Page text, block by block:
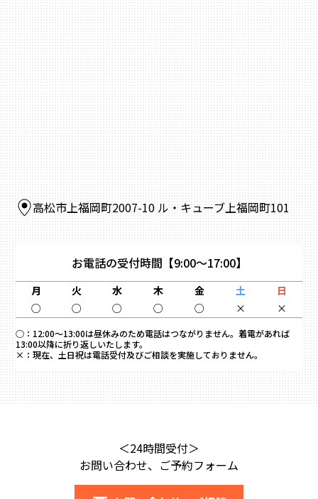
高松市上福岡町2007-10 ル・キューブ上福岡町101
お電話の受付時間 【9:00～17:00】
月 火 水 木 金 土
日
○
○ ○ ○ ○ × ×
○： 12:00～13:00は昼休みのため電話はつながりません。着電があれば
13:00以降に折り返しいたします。
×： 現在、土日祝は電話受付及びご相談を実施しておりません。
＜24時間受付＞
お問い合わせ、ご予約フォーム